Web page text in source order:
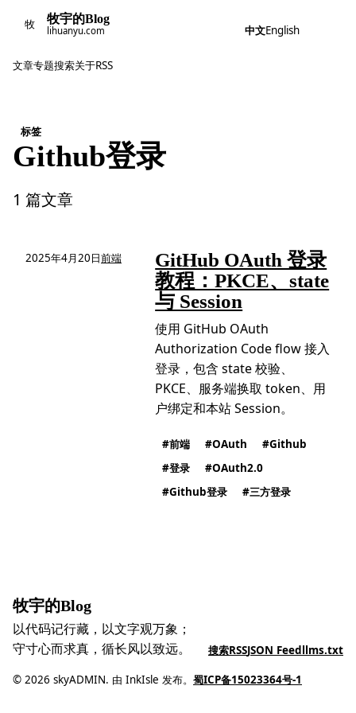
牧 牧宇的Blog
lihuanyu.com 中文English
文章专题搜索关于RSS
标签
Github登录
1 篇文章
2025年4月20日前端
GitHub OAuth 登录
教程：PKCE、state
与 Session
使用 GitHub OAuth
Authorization Code flow 接入
登录，包含 state 校验、
PKCE、服务端换取 token、用
户绑定和本站 Session。
前端 OAuth
Github
登录
OAuth2.0
Github登录
三方登录
牧宇的Blog
以代码记行藏，以文字观万象；
守寸心而求真，循长风以致远。
搜索RSSJSON Feedllms.txt
© 2026 skyADMIN. 由 InkIsle 发布。 蜀ICP备15023364号-1